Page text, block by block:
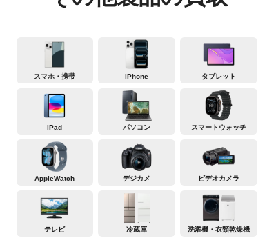
スマホ・携帯 iPhone タブレット
iPad パソコン スマートウォッチ
AppleWatch デジカメ ビデオカメラ
テレビ 冷蔵庫 洗濯機・衣類乾燥機